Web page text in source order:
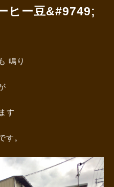
ヒー豆&#9749;
鳴り
す
す。